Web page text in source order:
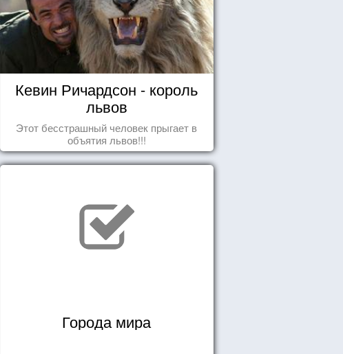
Кевин Ричардсон - король
львов
Этот бесстрашный человек прыгает в
объятия львов!!!
Города мира